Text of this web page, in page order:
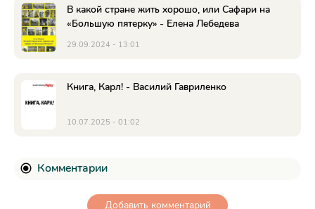
В какой стране жить хорошо, или Cафари на
«Большую пятерку» - Елена Лебедева
29.09.2024 - 13:01
Книга, Карл! - Василий Гавриленко
10.07.2025 - 01:02
Комментарии
Добавить комментарий